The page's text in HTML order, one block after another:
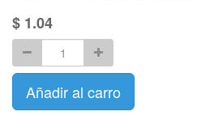
$ 1.04
Añadir al carro